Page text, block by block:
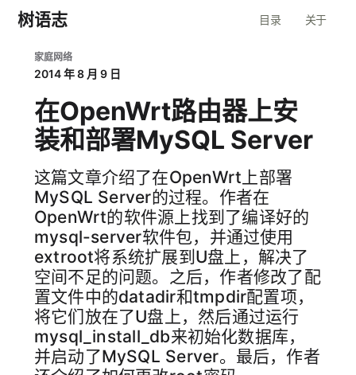
树语志 目录 关于
家庭网络
2014 年 8 月 9 日
在OpenWrt路由器上安
装和部署MySQL Server
这篇文章介绍了在OpenWrt上部署
MySQL Server的过程。作者在
OpenWrt的软件源上找到了编译好的
mysql-server软件包，并通过使用
extroot将系统扩展到U盘上，解决了
空间不足的问题。之后，作者修改了配
置文件中的datadir和tmpdir配置项，
将它们放在了U盘上，然后通过运行
mysql_install_db来初始化数据库，
并启动了MySQL Server。最后，作者